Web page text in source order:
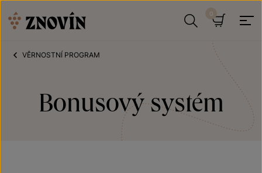
Hledat
VĚRNOSTNÍ PROGRAM
Bonusový systém